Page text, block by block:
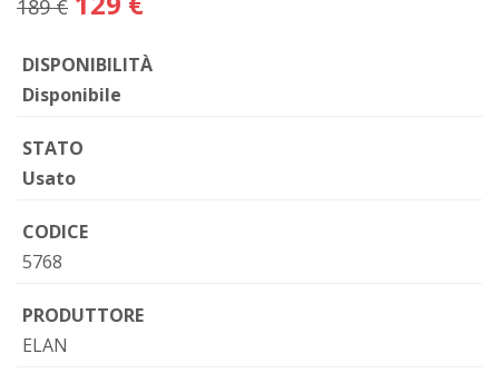
189 €
DISPONIBILITÀ
Disponibile
STATO
Usato
CODICE
5768
PRODUTTORE
ELAN